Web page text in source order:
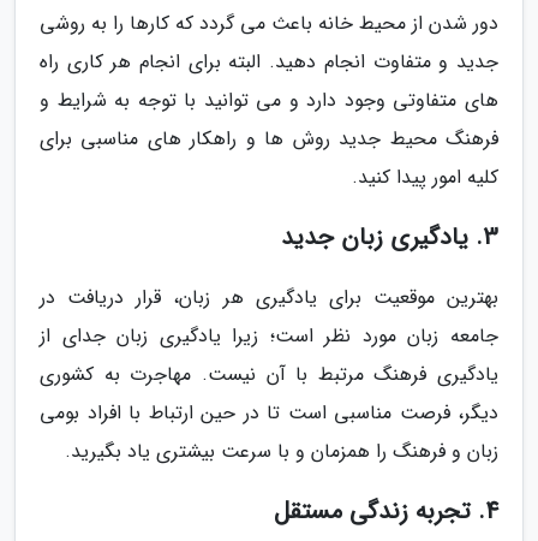
دور شدن از محیط خانه باعث می گردد که کارها را به روشی
جدید و متفاوت انجام دهید. البته برای انجام هر کاری راه
های متفاوتی وجود دارد و می توانید با توجه به شرایط و
فرهنگ محیط جدید روش ها و راهکار های مناسبی برای
کلیه امور پیدا کنید.
3. یادگیری زبان جدید
بهترین موقعیت برای یادگیری هر زبان، قرار دریافت در
جامعه زبان مورد نظر است؛ زیرا یادگیری زبان جدای از
یادگیری فرهنگ مرتبط با آن نیست. مهاجرت به کشوری
دیگر، فرصت مناسبی است تا در حین ارتباط با افراد بومی
زبان و فرهنگ را همزمان و با سرعت بیشتری یاد بگیرید.
4. تجربه زندگی مستقل